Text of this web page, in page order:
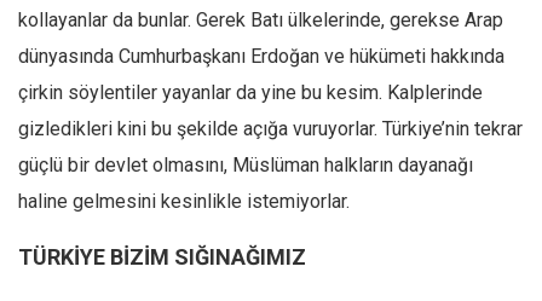
Türkiye
Siyaset
Dünya
Avrupa
kollayanlar da bunlar. Gerek Batı ülkelerinde, gerekse Arap
dünyasında Cumhurbaşkanı Erdoğan ve hükümeti hakkında
çirkin söylentiler yayanlar da yine bu kesim. Kalplerinde
gizledikleri kini bu şekilde açığa vuruyorlar. Türkiye’nin tekrar
güçlü bir devlet olmasını, Müslüman halkların dayanağı
haline gelmesini kesinlikle istemiyorlar.
TÜRKİYE BİZİM SIĞINAĞIMIZ